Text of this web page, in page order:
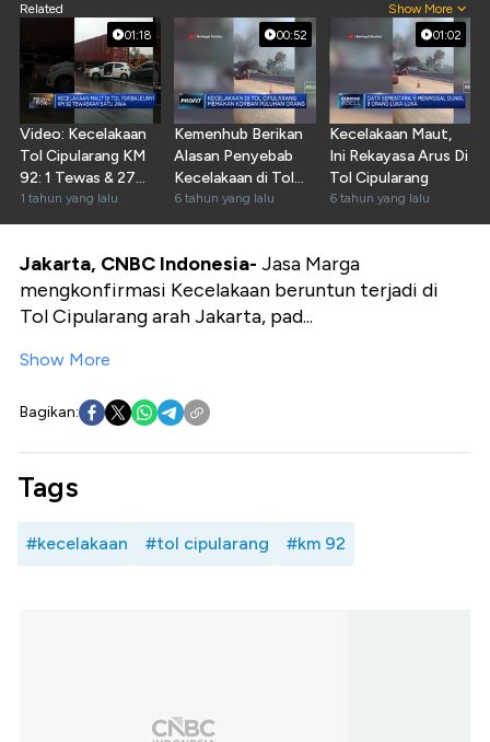
Related Show More
01:18
Video: Kecelakaan
Tol Cipularang KM
92: 1 Tewas & 27
Orang Terluka
1 tahun yang lalu
00:52
Kemenhub Berikan
Alasan Penyebab
Kecelakaan di Tol
Cipularang
6 tahun yang lalu
01:02
Kecelakaan Maut,
Ini Rekayasa Arus Di
Tol Cipularang
6 tahun yang lalu
Jakarta, CNBC Indonesia- Jasa Marga
mengkonfirmasi Kecelakaan beruntun terjadi di
Tol Cipularang arah Jakarta, pad...
Show More
Bagikan:
Tags
#kecelakaan #tol cipularang #km 92